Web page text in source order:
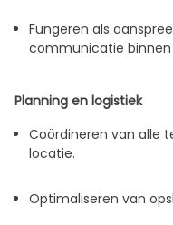
Fungeren als
communicatie
Planning en logistiek
Coördineren van alle
locatie.
Optimaliseren van